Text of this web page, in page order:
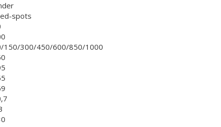
spots
150/300/450/600/850/1000